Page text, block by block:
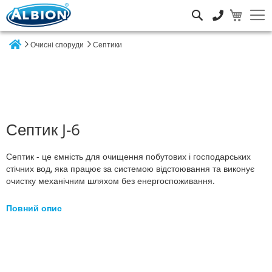
Очисні споруди Септики
Септик J-6
Септик - це ємність для очищення побутових і господарських
стічних вод, яка працює за системою відстоювання та виконує
очистку механічним шляхом без енергоспоживання.
Повний опис